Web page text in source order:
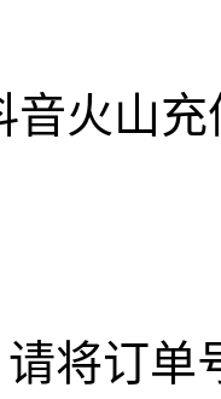
音火山
将订单